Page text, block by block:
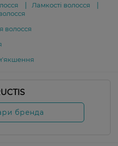
Ламкості волосся
волосся
бренда